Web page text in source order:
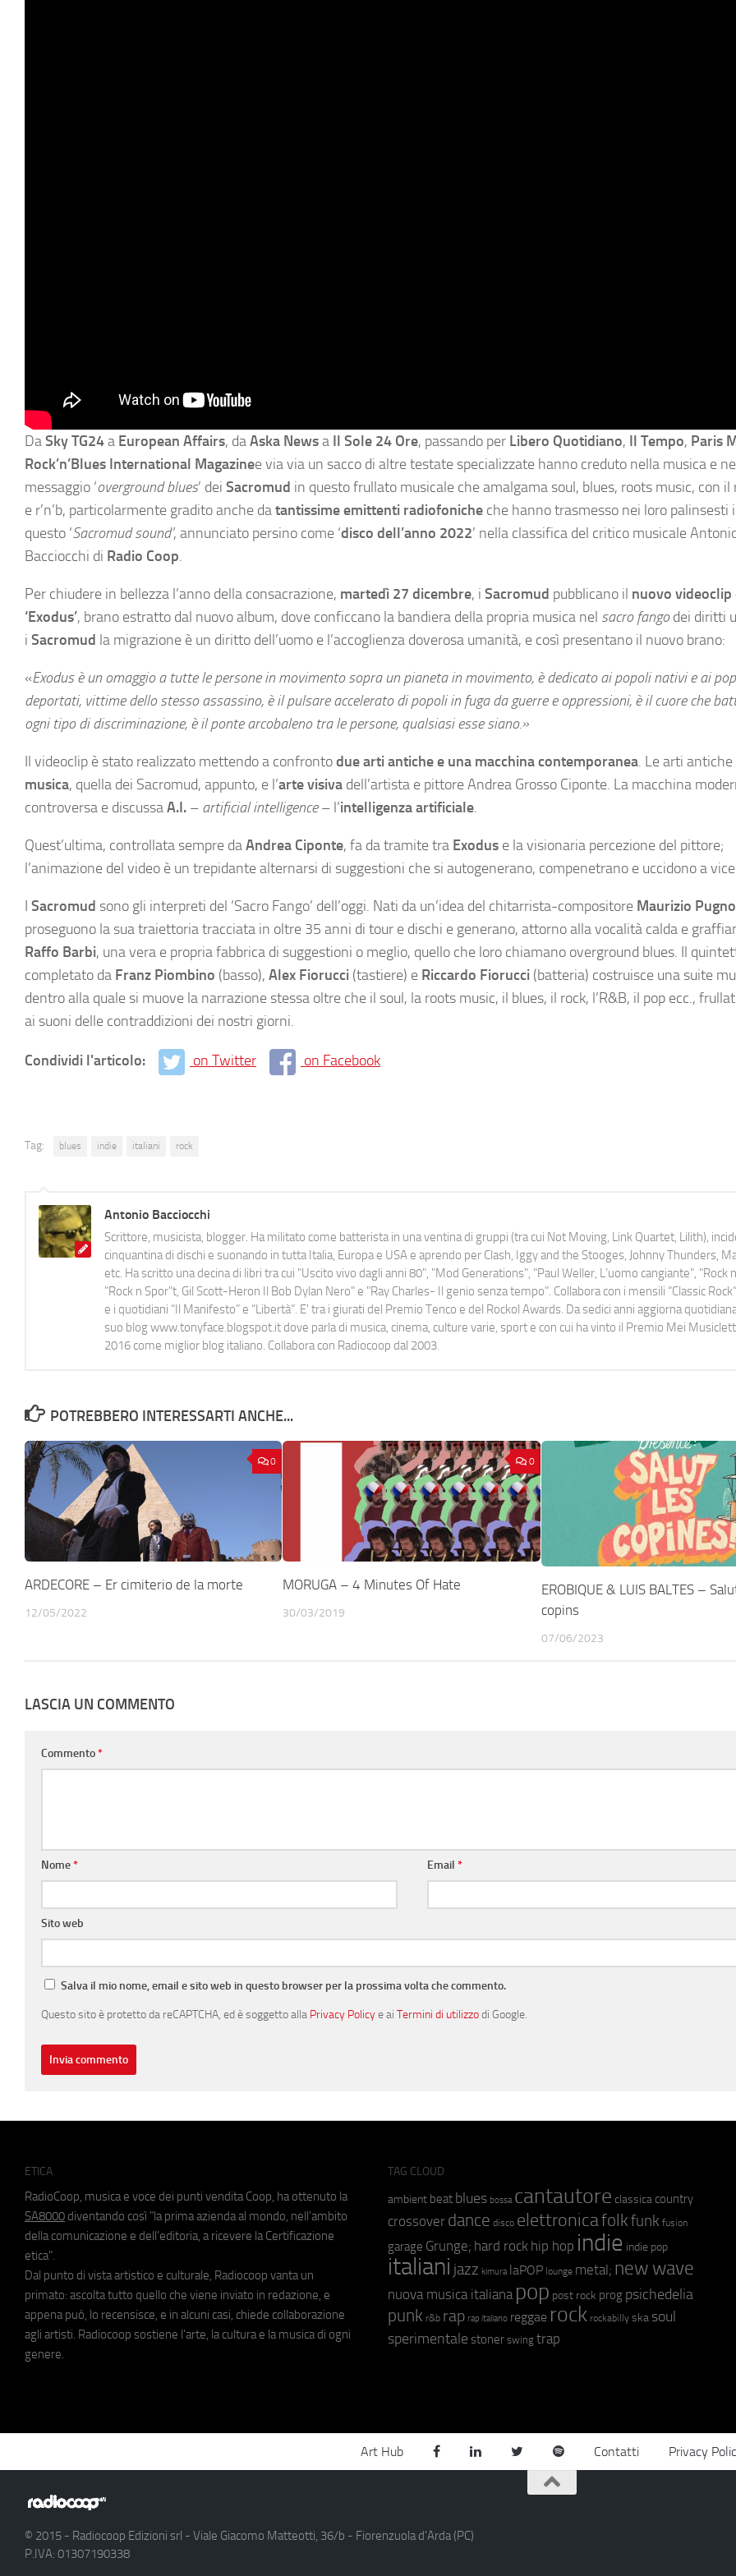
DaSky TG24a European Affairs, daAska Newsa Il Sole 24 Ore, passando per Libero Quotidiano, Il Tempo, Paris
Rock’n’Blues International Magazinee via via un sacco di altre testate specializzate hanno creduto nella musica e
messaggio ‘overground blues’ dei Sacromud in questo frullato musicale che amalgama soul, blues, roots music, con il
e r’n’b, particolarmente gradito anche datantissime emittenti radiofoniche che hanno trasmesso nei loro palinsesti
questo ‘Sacromud sound’, annunciato persino come ‘disco dell’anno 2022’ nella classifica del critico musicale
Bacciocchi di Radio Coop.
Per chiudere in bellezza l’anno della consacrazione, martedì 27 dicembre, i Sacromud pubblicano il nuovo videoclip
‘Exodus’, brano estratto dal nuovo album, dove conficcano la bandiera della propria musica nel sacro fangodei diritti
i Sacromud la migrazione è un diritto dell’uomo e l’accoglienza doverosa umanità, e così presentano il nuovo brano:
«Exodus è un omaggio a tutte le persone in movimento sopra un pianeta in movimento, è dedicato ai popoli nativi e ai
deportati, vittime dello stesso assassino, è il pulsare accelerato di popoli in fuga da guerre e oppressioni, è il cuore che
ogni tipo di discriminazione, è il ponte arcobaleno tra le persone, qualsiasi esse siano.»
Il videoclip è stato realizzato mettendo a confrontodue arti antiche e una macchina contemporanea. Le arti antiche
musica, quella dei Sacromud, appunto, e l’arte visiva dell’artista e pittore Andrea Grosso Ciponte. La macchina
controversa e discussaA.I. – artificial intelligence– l’intelligenza artificiale.
Quest’ultima, controllata sempre daAndrea Ciponte, fa da tramite tra Exodus e la visionaria percezione del pittore;
l’animazione del video è un trepidante alternarsi di suggestioni che si autogenerano, compenetrano e uccidono a
I Sacromud sono gli interpreti del ‘Sacro Fango’ dell’oggi. Nati da un’idea del chitarrista-compositore Maurizio Pugno
proseguono la sua traiettoria tracciata in oltre 35 anni di tour e dischi e generano, attorno alla vocalità calda e
Raffo Barbi, una vera e propria fabbrica di suggestioni o meglio, quello che loro chiamano overground blues. Il
completato da Franz Piombino (basso), Alex Fiorucci (tastiere) e Riccardo Fiorucci (batteria) costruisce una suite
dentro alla quale si muove la narrazione stessa oltre che il soul, la roots music, il blues, il rock, l’R&B, il pop ecc.,
ai suoni delle contraddizioni dei nostri giorni.
Condividi l'articolo: on Twitter on Facebook
Tag: blues indie italiani rock
Antonio Bacciocchi
Scrittore, musicista, blogger. Ha militato come batterista in una ventina di gruppi (tra cui Not Moving, Link Quartet, Lilith),
cinquantina di dischi e suonando in tutta Italia, Europa e USA e aprendo per Clash, Iggy and the Stooges, Johnny Thunders,
etc. Ha scritto una decina di libri tra cui "Uscito vivo dagli anni 80", "Mod Generations", "Paul Weller, L’uomo cangiante", "Rock
"Rock n Spor"t, Gil Scott-Heron Il Bob Dylan Nero" e "Ray Charles- Il genio senza tempo". Collabora con i mensili “Classic
e i quotidiani “Il Manifesto” e “Libertà”. E' tra i giurati del Premio Tenco e del Rockol Awards. Da sedici anni aggiorna
suo blog www.tonyface.blogspot.it dove parla di musica, cinema, culture varie, sport e con cui ha vinto il Premio Mei
2016 come miglior blog italiano. Collabora con Radiocoop dal 2003.
POTREBBERO INTERESSARTI ANCHE...
0
ARDECORE – Er cimiterio de la morte
12/05/2022
0
MORUGA – 4 Minutes Of Hate
30/03/2019
EROBIQUE & LUIS BALTES –
copins
07/06/2023
LASCIA UN COMMENTO
Commento*
Nome* Email*
Sito web
Salva il mio nome, email e sito web in questo browser per la prossima volta che commento.
Questo sito è protetto da reCAPTCHA, ed è soggetto alla Privacy Policye ai Termini di utilizzodi Google.
ETICA
RadioCoop, musica e voce dei punti vendita Coop, ha ottenuto la
SA8000 diventando così "la prima azienda al mondo, nell'ambito
della comunicazione e dell'editoria, a ricevere la Certificazione
etica".
Dal punto di vista artistico e culturale, Radiocoop vanta un
primato: ascolta tutto quello che viene inviato in redazione, e
appena può, lo recensisce, e in alcuni casi, chiede collaborazione
agli artisti. Radiocoop sostiene l'arte, la cultura e la musica di ogni
genere.
TAG CLOUD
ambient beat blues bossa cantautore classica country
crossover dance disco elettronicafolkfunk fusion
garage Grunge; hard rock hip hop indie indie pop
italiani jazz kimura laPOP lounge metal; new wave
nuova musica italiana pop post rock prog psichedelia
punk r&b rap rap italiano reggae rock rockabilly ska soul
sperimentale stoner swing trap
Art Hub Contatti Privacy
© 2015 - Radiocoop Edizioni srl - Viale Giacomo Matteotti, 36/b - Fiorenzuola d'Arda (PC)
P.IVA: 01307190338